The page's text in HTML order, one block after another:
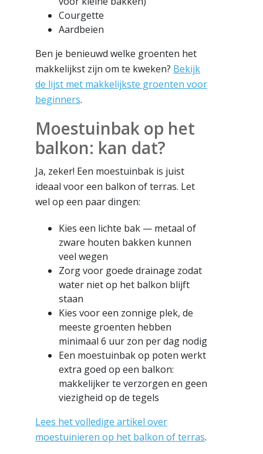
Courgette
Aardbeien
Ben je benieuwd welke groenten het
makkelijkst zijn om te kweken? Bekijk
de lijst met makkelijkste groenten voor
beginners.
Moestuinbak op het
balkon: kan dat?
Ja, zeker! Een moestuinbak is juist
ideaal voor een balkon of terras. Let
wel op een paar dingen:
Kies een lichte bak — metaal of
zware houten bakken kunnen
veel wegen
Zorg voor goede drainage zodat
water niet op het balkon blijft
staan
Kies voor een zonnige plek, de
meeste groenten hebben
minimaal 6 uur zon per dag nodig
Een moestuinbak op poten werkt
extra goed op een balkon:
makkelijker te verzorgen en geen
viezigheid op de tegels
Lees het volledige artikel over
moestuinieren op het balkon of terras.